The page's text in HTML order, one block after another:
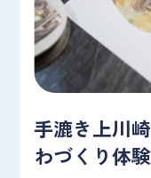
手漉き上川
わづくり体験